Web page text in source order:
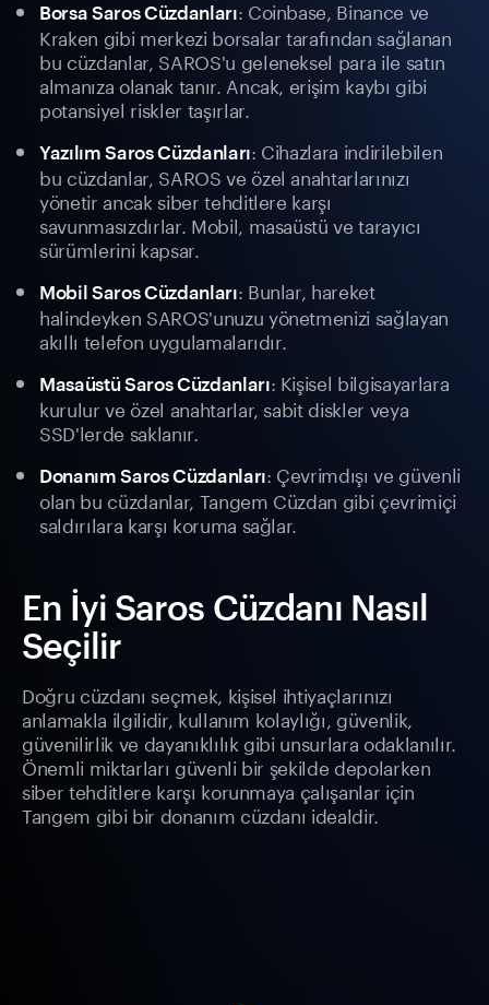
Borsa Saros Cüzdanları: Coinbase, Binance ve
Kraken gibi merkezi borsalar tarafından sağlanan
bu cüzdanlar, SAROS'u geleneksel para ile satın
almanıza olanak tanır. Ancak, erişim kaybı gibi
potansiyel riskler taşırlar.
Yazılım Saros Cüzdanları: Cihazlara indirilebilen
bu cüzdanlar, SAROS ve özel anahtarlarınızı
yönetir ancak siber tehditlere karşı
savunmasızdırlar. Mobil, masaüstü ve tarayıcı
sürümlerini kapsar.
Mobil Saros Cüzdanları: Bunlar, hareket
halindeyken SAROS'unuzu yönetmenizi sağlayan
akıllı telefon uygulamalarıdır.
Masaüstü Saros Cüzdanları: Kişisel bilgisayarlara
kurulur ve özel anahtarlar, sabit diskler veya
SSD'lerde saklanır.
Donanım Saros Cüzdanları: Çevrimdışı ve güvenli
olan bu cüzdanlar, Tangem Cüzdan gibi çevrimiçi
saldırılara karşı koruma sağlar.
En İyi Saros Cüzdanı Nasıl
Seçilir
Doğru cüzdanı seçmek, kişisel ihtiyaçlarınızı
anlamakla ilgilidir, kullanım kolaylığı, güvenlik,
güvenilirlik ve dayanıklılık gibi unsurlara odaklanılır.
Önemli miktarları güvenli bir şekilde depolarken
siber tehditlere karşı korunmaya çalışanlar için
Tangem gibi bir donanım cüzdanı idealdir.